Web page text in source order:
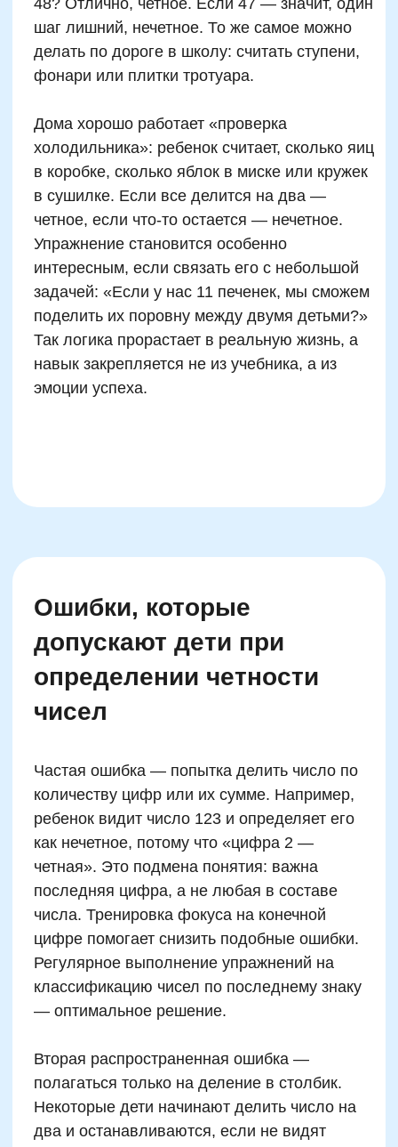
нет.
Также наблюдается путаница у детей, когда
речь заходит о нуле. Некоторые считают 0
нечетным, потому что он не содержит
ошибкам в дальнейших вычислениях. Важно
с самого начала проговорить, что 0 — четное
число, так как 0 можно представить как 2 × 0.
Иллюстрацией может служить пустая
корзинка: «Если в корзине вообще нет яблок,
Забирайте 30 устных задач
Подпишитесь на нашу рассылку и ТГ-канал
Четные и нечетные числа
в математических сказках
и историях
Истории и сказки — мощный инструмент для
закрепления абстрактных понятий. Один из
олицетворяющие разные категории чисел.
Например, в сказке «Чет и НеЧет» два брата
соревнуются, кто быстрее разложит мешки с
яблоками пополам. Чет всегда справляется
точно — по два яблока в мешке, а у НеЧета
всегда что-то выпадает. Ребенку легко